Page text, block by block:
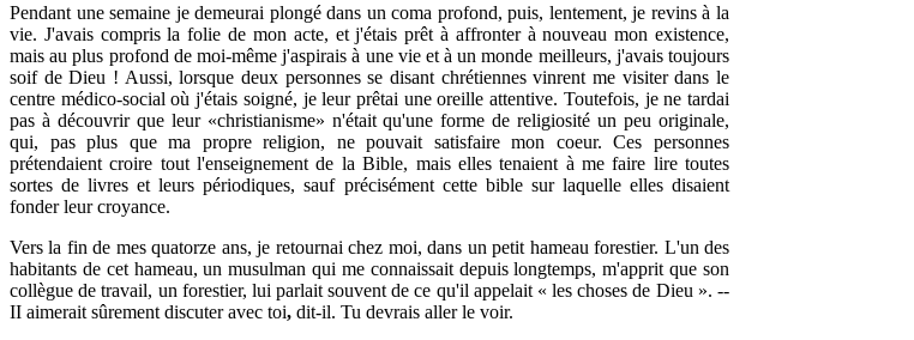
Pendant une semaine je demeurai plongé dans un coma profond, puis, lentement, je revins à la
vie. J'avais compris la folie de mon acte, et j'étais prêt à affronter à nouveau mon existence,
mais au plus profond de moi-même j'aspirais à une vie et à un monde meilleurs, j'avais toujours
soif de Dieu ! Aussi, lorsque deux personnes se disant chrétiennes vinrent me visiter dans le
centre médico-social où j'étais soigné, je leur prêtai une oreille attentive. Toutefois, je ne tardai
pas à découvrir que leur «christianisme» n'était qu'une forme de religiosité un peu originale,
qui, pas plus que ma propre religion, ne pouvait satisfaire mon coeur. Ces personnes
prétendaient croire tout l'enseignement de la Bible, mais elles tenaient à me faire lire toutes
sortes de livres et leurs périodiques, sauf précisément cette bible sur laquelle elles disaient
fonder leur croyance.
Vers la fin de mes quatorze ans, je retournai chez moi, dans un petit hameau forestier. L'un des
habitants de cet hameau, un musulman qui me connaissait depuis longtemps, m'apprit que son
collègue de travail, un forestier, lui parlait souvent de ce qu'il appelait « les choses de Dieu ». --
II aimerait sûrement discuter avec toi, dit-il. Tu devrais aller le voir.